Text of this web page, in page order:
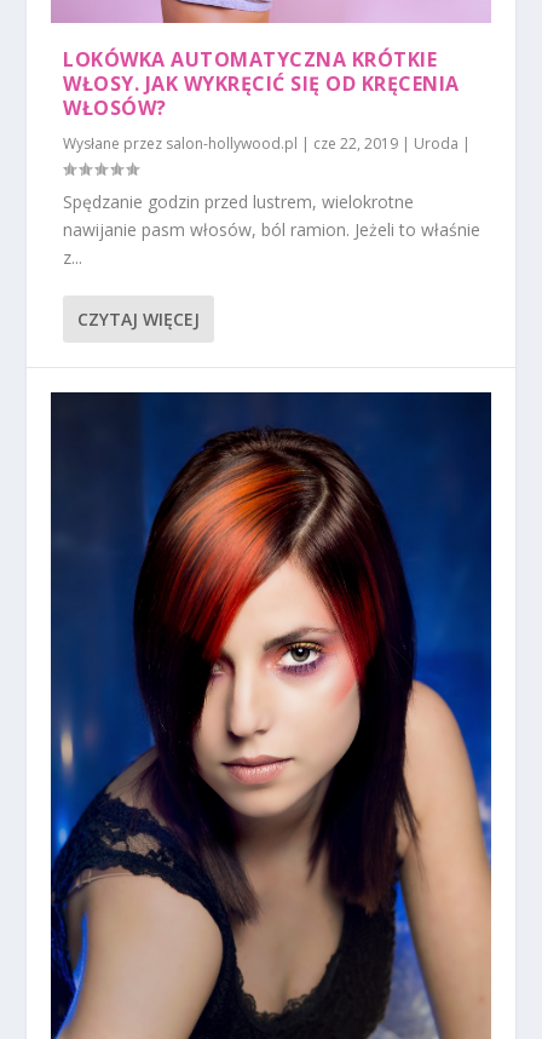
LOKÓWKA AUTOMATYCZNA KRÓTKIE
WŁOSY. JAK WYKRĘCIĆ SIĘ OD KRĘCENIA
WŁOSÓW?
Wysłane przez salon-hollywood.pl | cze 22, 2019 | Uroda |
Spędzanie godzin przed lustrem, wielokrotne
nawijanie pasm włosów, ból ramion. Jeżeli to właśnie
z...
CZYTAJ WIĘCEJ